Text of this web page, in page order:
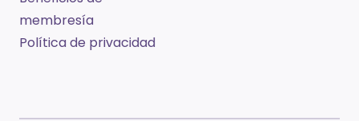
membresía
Política de privacidad